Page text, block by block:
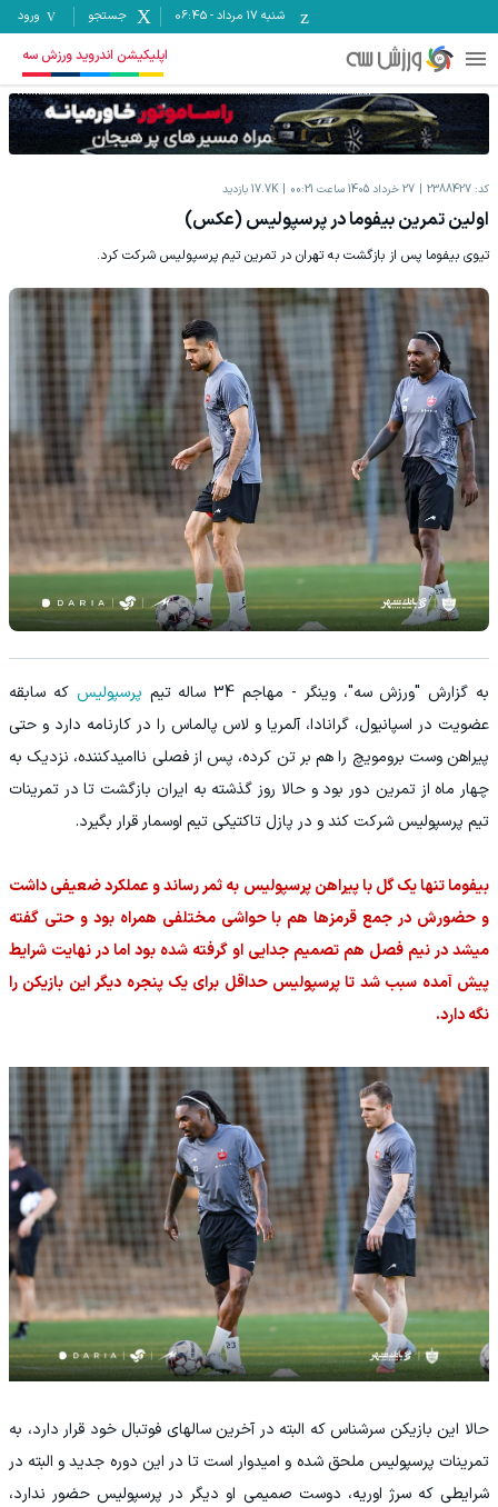
شنبه ۱۷ مرداد -
06:45 جستجو ورود
اپلیکیشن اندروید ورزش سه
کد: 2388427 27 خرداد 1405 ساعت 00:21 17.7K بازدید
اولین تمرین بیفوما در پرسپولیس (عکس)
تیوی بیفوما پس از بازگشت به تهران در تمرین تیم پرسپولیس شرکت کرد.
به گزارش "ورزش سه"، وینگر - مهاجم 34 ساله تیم پرسپولیس که سابقه
عضویت در اسپانیول، گرانادا، آلمریا و لاس پالماس را در کارنامه دارد و حتی
پیراهن وست برومویچ را هم بر تن کرده، پس از فصلی ناامیدکننده، نزدیک به
چهار ماه از تمرین دور بود و حالا روز گذشته به ایران بازگشت تا در تمرینات
تیم پرسپولیس شرکت کند و در پازل تاکتیکی تیم اوسمار قرار بگیرد.
بیفوما تنها یک گل با پیراهن پرسپولیس به ثمر رساند و عملکرد ضعیفی داشت
و حضورش در جمع قرمزها هم با حواشی مختلفی همراه بود و حتی گفته
میشد در نیم فصل هم تصمیم جدایی او گرفته شده بود اما در نهایت شرایط
پیش آمده سبب شد تا پرسپولیس حداقل برای یک پنجره دیگر این بازیکن را
نگه دارد.
حالا این بازیکن سرشناس که البته در آخرین سالهای فوتبال خود قرار دارد، به
تمرینات پرسپولیس ملحق شده و امیدوار است تا در این دوره جدید و البته در
شرایطی که سرژ اوریه، دوست صمیمی او دیگر در پرسپولیس حضور ندارد،